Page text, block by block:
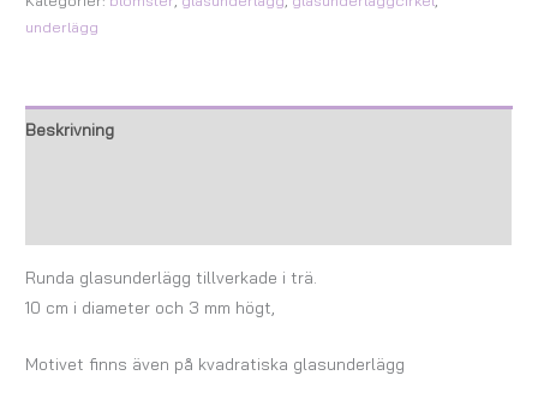
underlägg
Beskrivning
Runda glasunderlägg tillverkade i trä.
10 cm i diameter och 3 mm högt,
Motivet finns även på kvadratiska glasunderlägg